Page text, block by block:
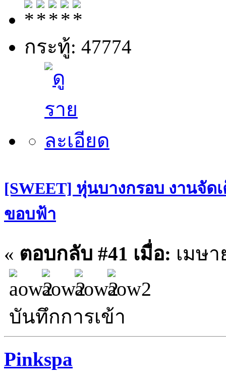
กระทู้: 47774
[SWEET] หุ่นบางกรอบ งานจัด
ขอบฟ้า
« ตอบกลับ #41 เมื่อ: เมษา
บันทึกการเข้า
Pinkspa